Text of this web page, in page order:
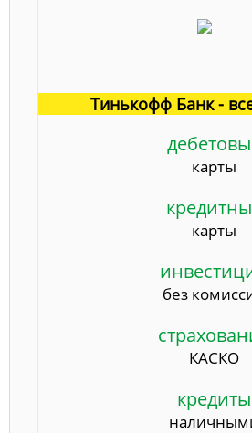
Тинькофф Банк -
карты
карты
без
КАСКО
кредиты